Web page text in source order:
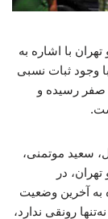
با اشاره به
وجود ثبات نسبی
صفر رسیده و
سعید موتمنی،
در
به آخرین وضعیت
رونقی ندارد،